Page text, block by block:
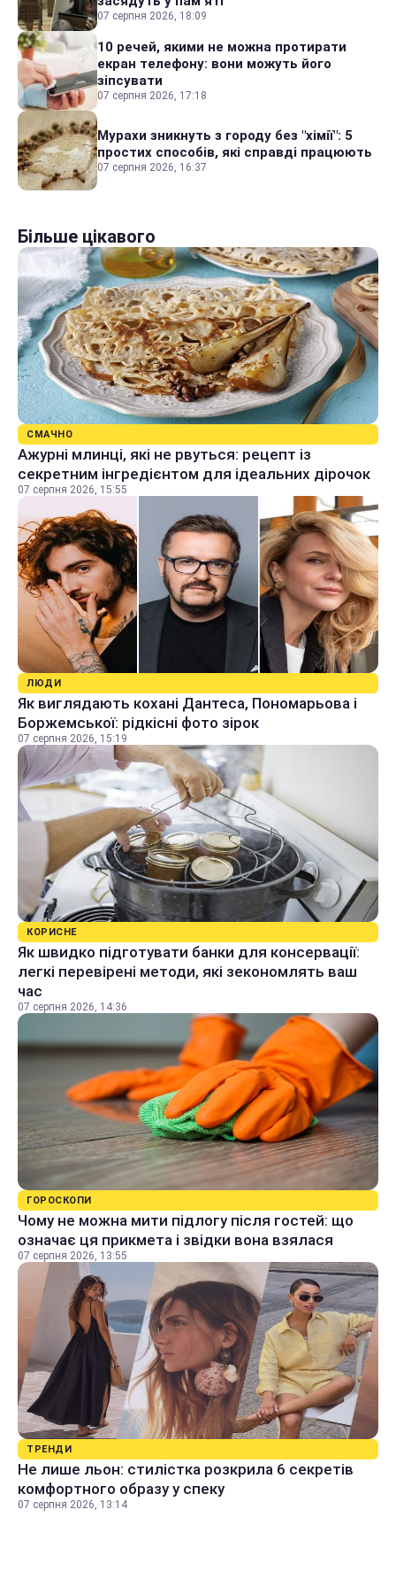
07 серпня 2026, 18:09
10 речей, якими не можна протирати
екран телефону: вони можуть його
зіпсувати
07 серпня 2026, 17:18
Мурахи зникнуть з городу без "хімії": 5
простих способів, які справді працюють
07 серпня 2026, 16:37
Більше цікавого
СМАЧНО
Ажурні млинці, які не рвуться: рецепт із
секретним інгредієнтом для ідеальних дірочок
07 серпня 2026, 15:55
ЛЮДИ
Як виглядають кохані Дантеса, Пономарьова і
Боржемської: рідкісні фото зірок
07 серпня 2026, 15:19
КОРИСНЕ
Як швидко підготувати банки для консервації:
легкі перевірені методи, які зекономлять ваш
час
07 серпня 2026, 14:36
ГОРОСКОПИ
Чому не можна мити підлогу після гостей: що
означає ця прикмета і звідки вона взялася
07 серпня 2026, 13:55
ТРЕНДИ
Не лише льон: стилістка розкрила 6 секретів
комфортного образу у спеку
07 серпня 2026, 13:14